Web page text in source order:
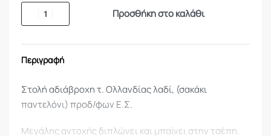
Προσθήκη στο καλάθι
Περιγραφή
Στολή αδιάβροχη τ. Ολλανδίας λαδί, (σακάκι
παντελόνι) προδ/φων Ε.Σ.
Μεγάλης αντοχής διπλώνει και μπαίνει στην τσέπη.